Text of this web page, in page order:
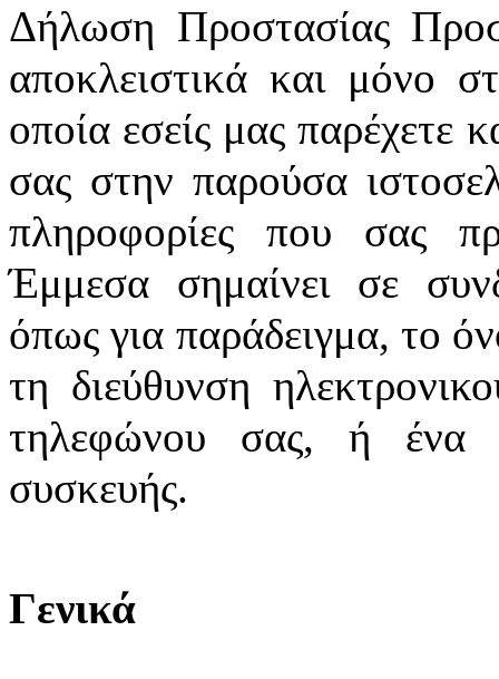
Δήλωση Προστασίας
αποκλειστικά και μόνο
οποία εσείς μας παρέχετε
σας στην παρούσα
πληροφορίες που σας
Έμμεσα σημαίνει σε
όπως για παράδειγμα, το
τη διεύθυνση
τηλεφώνου σας, ή ένα
συσκευής.
Γενικά